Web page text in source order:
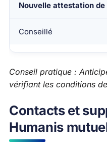
Nouvelle attestation
Conseillé
Conseil pratique :
vérifiant les conditions
Contacts et
Humanis